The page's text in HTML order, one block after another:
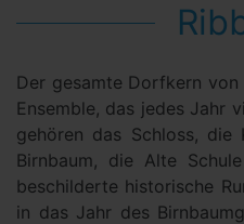
Der gesamte Dorfkern
Ensemble, das jedes Jahr
gehören das Schloss,
Birnbaum, die Alte
beschilderte historische
in das Jahr des